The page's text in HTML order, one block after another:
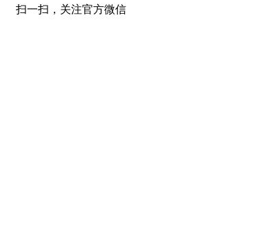
扫一扫，关注官方微信